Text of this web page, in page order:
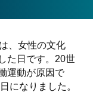
、女性の文化
た日です。20世
運動が原因で
になりました。